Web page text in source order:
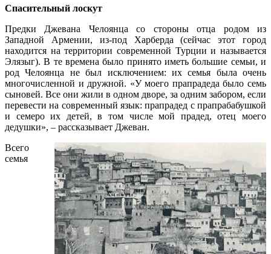
Спасительный лоскут
Предки Джевана Челоянца со стороны отца родом из
Западной Армении, из-под Харберда (сейчас этот город
находится на территории современной Турции и называется
Элязыг). В те времена было принято иметь большие семьи, и
род Челоянца не был исключением: их семья была очень
многочисленной и дружной. «У моего прапрадеда было семь
сыновей. Все они жили в одном дворе, за одним забором, если
перевести на современный язык: прапрадед с прапрабабушкой
и семеро их детей, в том числе мой прадед, отец моего
дедушки», – рассказывает Джеван.
Всего
семья